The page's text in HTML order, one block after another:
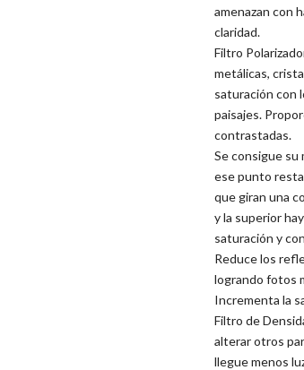
amenazan con
claridad.
Filtro
metálicas,
saturación con
paisajes.
contrastadas.
Se consigue su
ese punto resta
que giran una
y la superior
saturación y
Reduce los
logrando fotos
Incrementa la
Filtro de
alterar otros
llegue menos